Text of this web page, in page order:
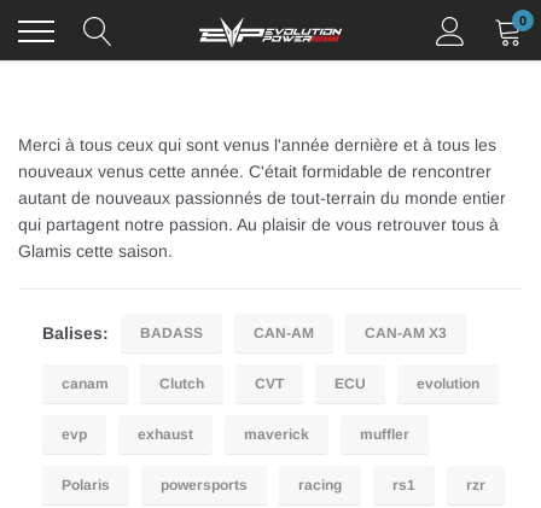
au
contenu
0
Merci à tous ceux qui sont venus l'année dernière et à tous les
nouveaux venus cette année. C'était formidable de rencontrer
autant de nouveaux passionnés de tout-terrain du monde entier
qui partagent notre passion. Au plaisir de vous retrouver tous à
Glamis cette saison.
Balises: BADASS CAN-AM CAN-AM X3
canam Clutch CVT ECU evolution
evp exhaust maverick muffler
Polaris powersports racing rs1 rzr